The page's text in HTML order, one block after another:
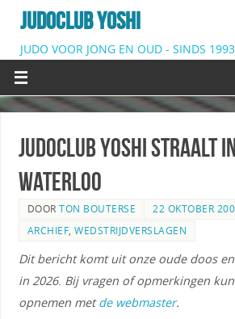
JUDOCLUB YOSHI
JUDO VOOR JONG EN OUD - SINDS 1993
Judoclub Yoshi straalt
Waterloo
DOORTON BOUTERSE
22 OKTOBER
ARCHIEF,WEDSTRIJDVERSLAGEN
Dit bericht komt uit onze oude doos
in 2026. Bij vragen of opmerkingen
opnemen metde webmaster.